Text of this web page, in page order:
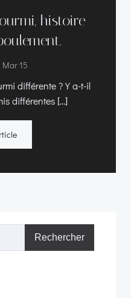
histoire
Mar 15
différente ? Y a-t-il
différentes […]
Rechercher